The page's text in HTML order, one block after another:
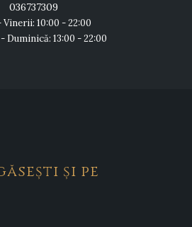
036737309
Vinerii: 10:00 - 22:00
Duminică: 13:00 - 22:00
și pe